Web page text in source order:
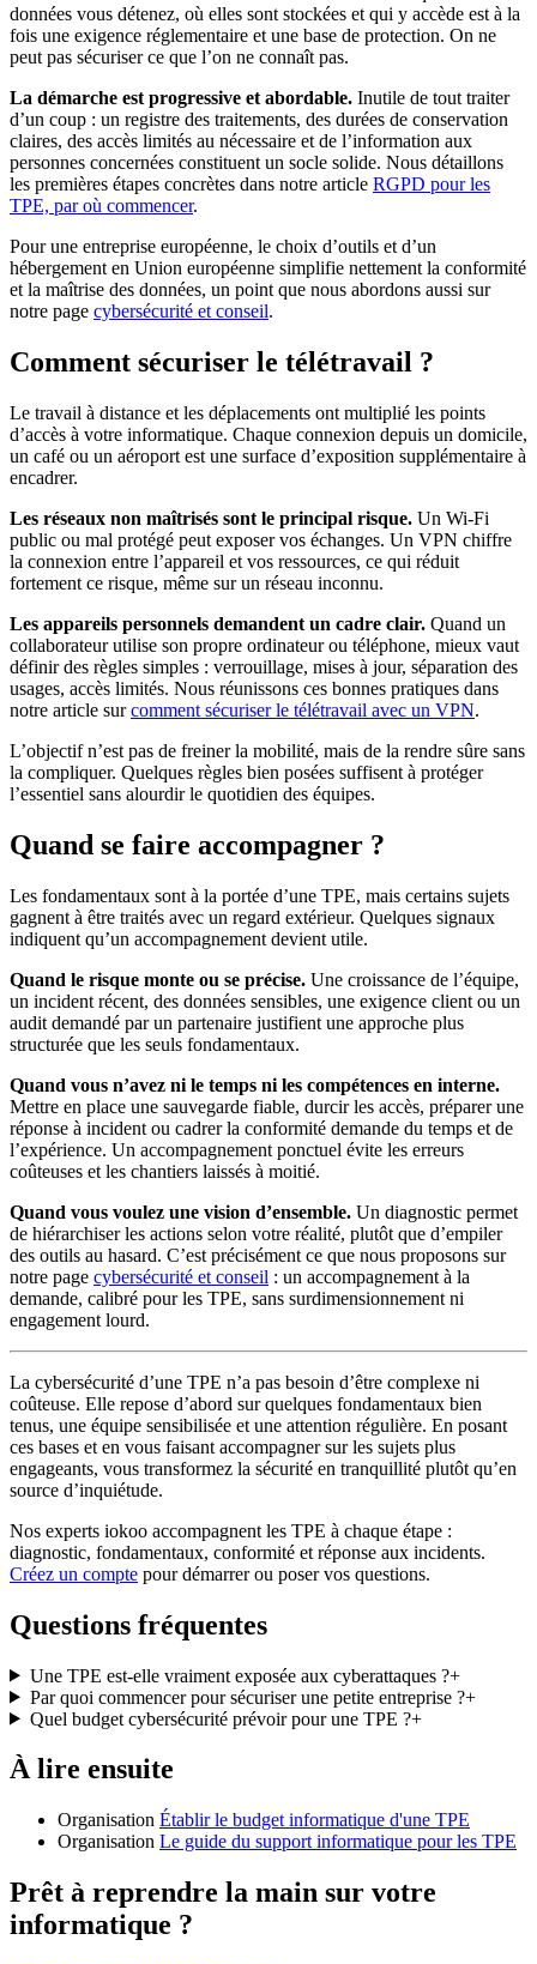
données vous détenez, où elles sont stockées et qui y accède est à la
fois une exigence réglementaire et une base de protection. On ne
peut pas sécuriser ce que l’on ne connaît pas.
La démarche est progressive et abordable. Inutile de tout traiter
d’un coup : un registre des traitements, des durées de conservation
claires, des accès limités au nécessaire et de l’information aux
personnes concernées constituent un socle solide. Nous détaillons
les premières étapes concrètes dans notre article RGPD pour les
TPE, par où commencer.
Pour une entreprise européenne, le choix d’outils et d’un
hébergement en Union européenne simplifie nettement la conformité
et la maîtrise des données, un point que nous abordons aussi sur
notre page cybersécurité et conseil.
Comment sécuriser le télétravail ?
Le travail à distance et les déplacements ont multiplié les points
d’accès à votre informatique. Chaque connexion depuis un domicile,
un café ou un aéroport est une surface d’exposition supplémentaire à
encadrer.
Les réseaux non maîtrisés sont le principal risque. Un Wi-Fi
public ou mal protégé peut exposer vos échanges. Un VPN chiffre
la connexion entre l’appareil et vos ressources, ce qui réduit
fortement ce risque, même sur un réseau inconnu.
Les appareils personnels demandent un cadre clair. Quand un
collaborateur utilise son propre ordinateur ou téléphone, mieux vaut
définir des règles simples : verrouillage, mises à jour, séparation des
usages, accès limités. Nous réunissons ces bonnes pratiques dans
notre article surcomment sécuriser le télétravail avec un VPN.
L’objectif n’est pas de freiner la mobilité, mais de la rendre sûre sans
la compliquer. Quelques règles bien posées suffisent à protéger
l’essentiel sans alourdir le quotidien des équipes.
Quand se faire accompagner ?
Les fondamentaux sont à la portée d’une TPE, mais certains sujets
gagnent à être traités avec un regard extérieur. Quelques signaux
indiquent qu’un accompagnement devient utile.
Quand le risque monte ou se précise. Une croissance de l’équipe,
un incident récent, des données sensibles, une exigence client ou un
audit demandé par un partenaire justifient une approche plus
structurée que les seuls fondamentaux.
Quand vous n’avez ni le temps ni les compétences en interne.
Mettre en place une sauvegarde fiable, durcir les accès, préparer une
réponse à incident ou cadrer la conformité demande du temps et de
l’expérience. Un accompagnement ponctuel évite les erreurs
coûteuses et les chantiers laissés à moitié.
Quand vous voulez une vision d’ensemble. Un diagnostic permet
de hiérarchiser les actions selon votre réalité, plutôt que d’empiler
des outils au hasard. C’est précisément ce que nous proposons sur
notre page cybersécurité et conseil : un accompagnement à la
demande, calibré pour les TPE, sans surdimensionnement ni
engagement lourd.
La cybersécurité d’une TPE n’a pas besoin d’être complexe ni
coûteuse. Elle repose d’abord sur quelques fondamentaux bien
tenus, une équipe sensibilisée et une attention régulière. En posant
ces bases et en vous faisant accompagner sur les sujets plus
engageants, vous transformez la sécurité en tranquillité plutôt qu’en
source d’inquiétude.
Nos experts iokoo accompagnent les TPE à chaque étape :
diagnostic, fondamentaux, conformité et réponse aux incidents.
Créez un compte pour démarrer ou poser vos questions.
Questions fréquentes
Une TPE est-elle vraiment exposée aux cyberattaques ?+
Par quoi commencer pour sécuriser une petite entreprise ?+
Quel budget cybersécurité prévoir pour une TPE ?+
À lire ensuite
Organisation Établir le budget informatique d'une TPE
Organisation Le guide du support informatique pour les TPE
Prêt à reprendre la main sur votre
informatique ?